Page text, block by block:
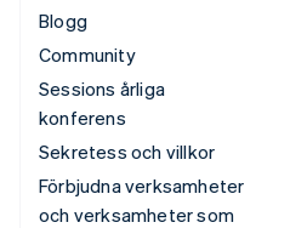
Blogg
Community
Sessions årliga
konferens
Sekretess och villkor
Förbjudna verksamheter
och verksamheter som